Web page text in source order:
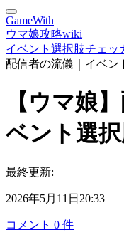
GameWith
ウマ娘攻略wiki
イベント選択肢チェッ
配信者の流儀｜イベン
【ウマ娘
ベント選
最終更新:
2026年5月11日20:33
コメント 0 件